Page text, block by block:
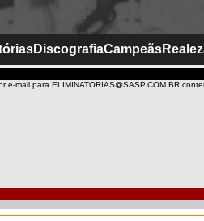
DiscografiaCampeãs
mail para ELIMINATORIAS@SASP.COM.BR